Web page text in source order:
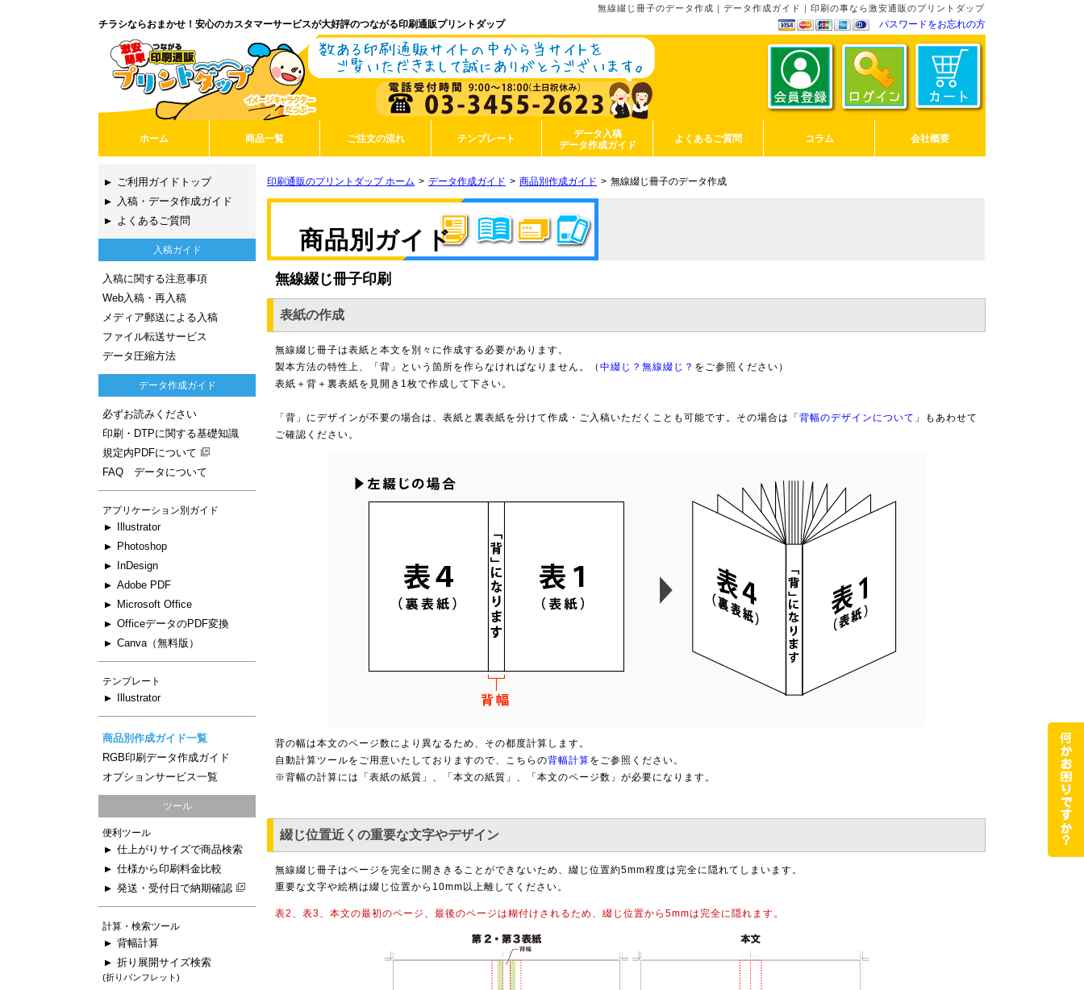
無線綴じ冊子のデータ作成｜データ作成ガイド｜印刷の事なら激安通販のプリントダップ
パスワードをお忘れの方
チラシならおまかせ！安心のカスタマーサービスが大好評のつながる印刷通販プリントダップ
ホーム 商品一覧 ご注文の流れ テンプレート
データ入稿
データ作成ガイド
よくあるご質問 コラム 会社概要
印刷通販のプリントダップ ホーム データ作成ガイド 商品別作成ガイド 無線綴じ冊子のデータ作成
商品別ガイド
それぞれの特性や注意点を解説。
無線綴じ冊子印刷
表紙の作成
無線綴じ冊子は表紙と本文を別々に作成する必要があります。
製本方法の特性上、「背」という箇所を作らなければなりません。（ 中綴じ？無線綴じ？ をご参照ください）
表紙＋背＋裏表紙を見開き1枚で作成して下さい。
「背」にデザインが不要の場合は、表紙と裏表紙を分けて作成・ご入稿いただくことも可能です。その場合は「 背幅のデザインについて 」もあわせて
ご確認ください。
背の幅は本文のページ数により異なるため、その都度計算します。
自動計算ツールをご用意いたしておりますので、こちらの背幅計算をご参照ください。
※背幅の計算には「表紙の紙質」、「本文の紙質」、「本文のページ数」が必要になります。
綴じ位置近くの重要な文字やデザイン
無線綴じ冊子はページを完全に開ききることができないため、綴じ位置約5mm程度は完全に隠れてしまいます。
重要な文字や絵柄は綴じ位置から10mm以上離してください。
表2、表3、本文の最初のページ、最後のページは糊付けされるため、綴じ位置から5mmは完全に隠れます。
ご利用ガイドトップ
入稿・データ作成ガイド
よくあるご質問
入稿ガイド
入稿に関する注意事項
Web入稿・再入稿
メディア郵送による入稿
ファイル転送サービス
データ圧縮方法
データ作成ガイド
必ずお読みください
印刷・DTPに関する基礎知識
規定内PDFについて
FAQ データについて
アプリケーション別ガイド
Illustrator
Photoshop
InDesign
Adobe PDF
Microsoft Office
OfficeデータのPDF変換
Canva（無料版）
テンプレート
Illustrator
商品別作成ガイド一覧
RGB印刷データ作成ガイド
オプションサービス一覧
ツール
便利ツール
仕上がりサイズで商品検索
仕様から印刷料金比較
発送・受付日で納期確認
計算・検索ツール
背幅計算
折り展開サイズ検索
(折りパンフレット)